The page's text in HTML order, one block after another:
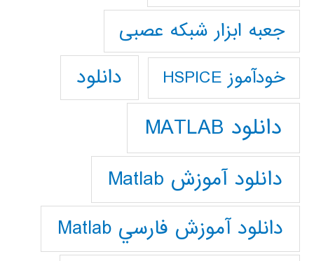
جعبه ابزار شبکه عصبی
خودآموز HSPICE دانلود
دانلود MATLAB
دانلود آموزش Matlab
دانلود آموزش فارسي Matlab